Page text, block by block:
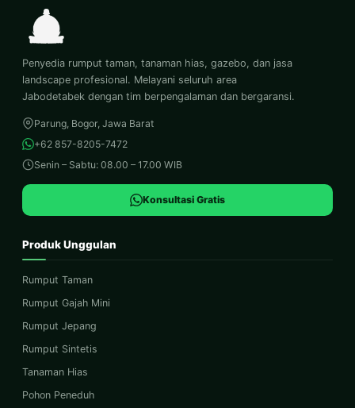
Penyedia rumput taman, tanaman hias, gazebo, dan jasa
landscape profesional. Melayani seluruh area
Jabodetabek dengan tim berpengalaman dan bergaransi.
Parung, Bogor, Jawa Barat
+62 857-8205-7472
Senin – Sabtu: 08.00 – 17.00 WIB
Konsultasi Gratis
Produk Unggulan
Rumput Taman
Rumput Gajah Mini
Rumput Jepang
Rumput Sintetis
Tanaman Hias
Pohon Peneduh